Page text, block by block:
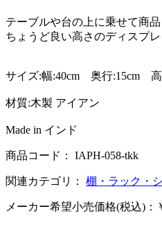
テーブルや台の上に乗せて商
ちょうど良い高さのディスプレ
サイズ:幅:40cm 奥行:15cm 高
材質:木製 アイアン
Made in インド
商品コード： IAPH-058-tkk
関連カテゴリ： 棚・ラック・
メーカー希望小売価格(税込)：